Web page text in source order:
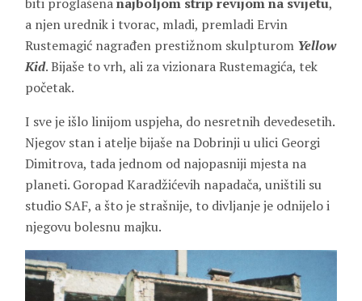
a njen urednik i tvorac, mladi, premladi Ervin
Rustemagić nagrađen prestižnom skulpturom Yellow
Kid. Bijaše to vrh, ali za vizionara Rustemagića, tek
početak.
I sve je išlo linijom uspjeha, do nesretnih devedesetih.
Njegov stan i atelje bijaše na Dobrinji u ulici Georgi
Dimitrova, tada jednom od najopasniji mjesta na
planeti. Goropad Karadžićevih napadača, uništili su
studio SAF, a što je strašnije, to divljanje je odnijelo i
njegovu bolesnu majku.